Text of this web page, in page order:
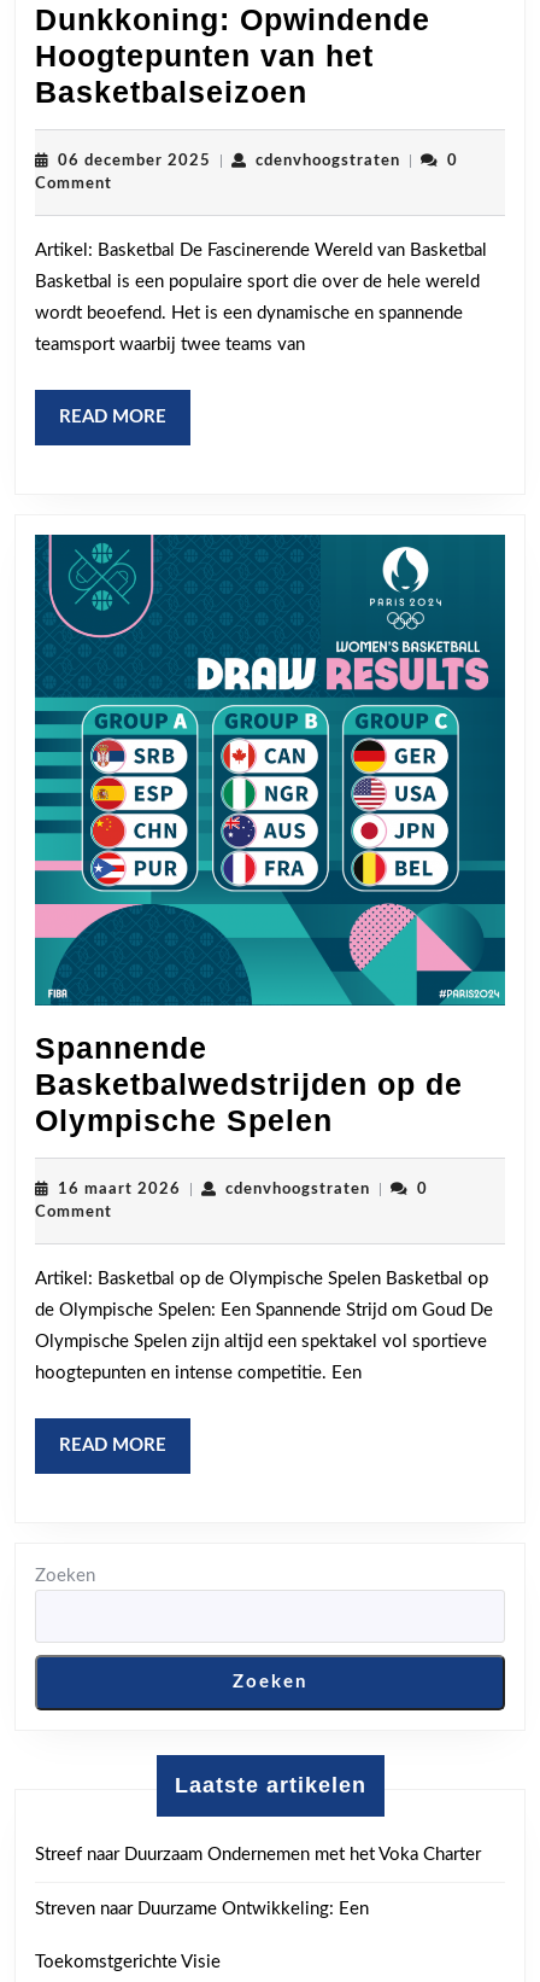
Dunkkoning: Opwindende
Hoogtepunten van het
Basketbalseizoen
Opwindende
Hoogtepunten
het
06 december 2025 06
cdenvhoogstraten
0
Comment
Artikel: Basketbal De Fascinerende Wereld van Basketbal
Basketbal is een populaire sport die over de hele wereld
wordt beoefend. Het is een dynamische en spannende
teamsport waarbij twee teams van
READ MORE
MORE
Spannende
Basketbalwedstrijden op de
Olympische Spelen
op
Olympische
Spelen
16 maart 2026 16
cdenvhoogstratencdenvhoogstraten
0
Comment
Artikel: Basketbal op de Olympische Spelen Basketbal op
de Olympische Spelen: Een Spannende Strijd om Goud De
Olympische Spelen zijn altijd een spektakel vol sportieve
hoogtepunten en intense competitie. Een
READ MORE
MORE
Zoeken
Zoeken
Laatste artikelen
Streef naar Duurzaam Ondernemen met het Voka Charter
Streven naar Duurzame Ontwikkeling: Een
Toekomstgerichte Visie